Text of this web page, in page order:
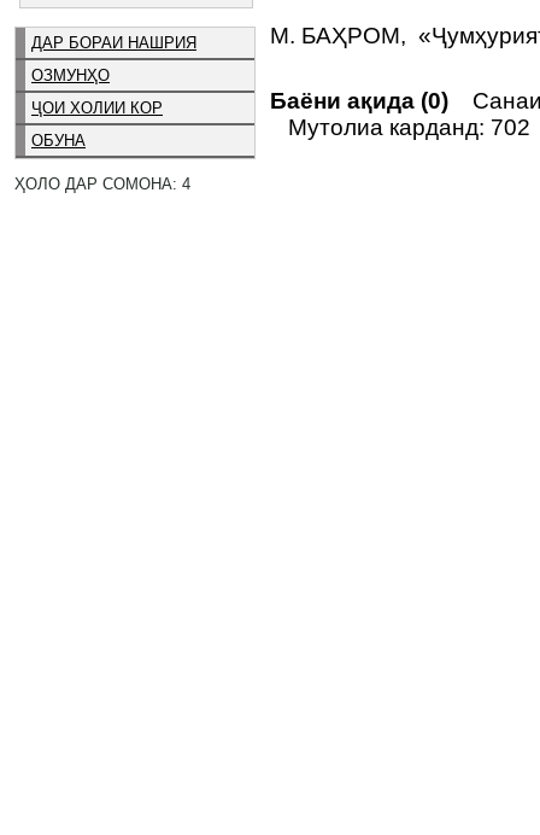
ДАР БОРАИ НАШРИЯ
ОЗМУНҲО
ҶОИ ХОЛИИ КОР
ОБУНА
ҲОЛО ДАР СОМОНА: 4
М. БАҲРОМ,
Баёни ақида (0)
Мутолиа карданд: 702